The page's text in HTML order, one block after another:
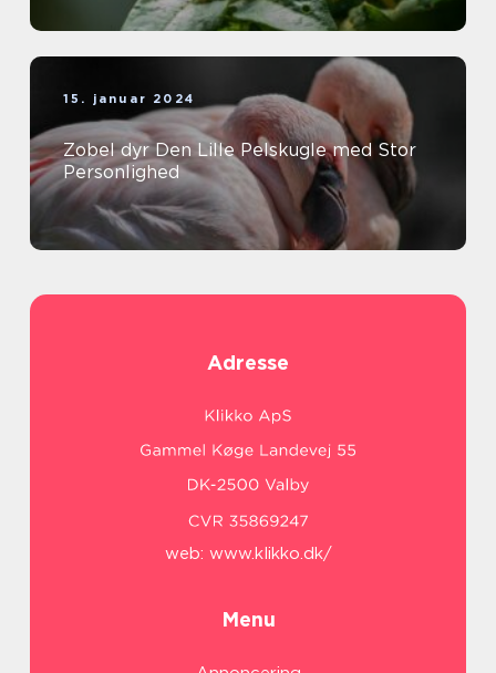
15. januar 2024
Zobel dyr Den Lille Pelskugle med Stor
Personlighed
Adresse
web: www.klikko.dk/
Menu